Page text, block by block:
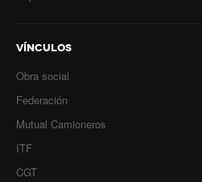
VÍNCULOS
Obra social
Federación
Mutual Camioneros
ITF
CGT